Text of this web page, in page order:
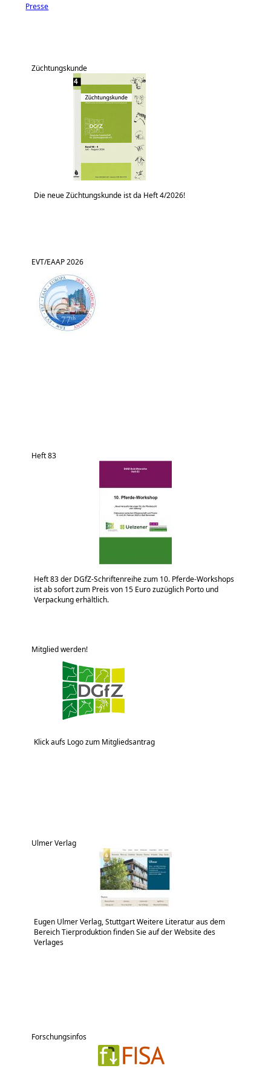
Presse
Züchtungskunde
Die neue Züchtungskunde ist da Heft 4/2026!
EVT/EAAP 2026
Heft 83
Heft 83 der DGfZ-Schriftenreihe zum 10. Pferde-Workshops
ist ab sofort zum Preis von 15 Euro zuzüglich Porto und
Verpackung erhältlich.
Mitglied werden!
Klick aufs Logo zum Mitgliedsantrag
Ulmer Verlag
Eugen Ulmer Verlag, Stuttgart Weitere Literatur aus dem
Bereich Tierproduktion finden Sie auf der Website des
Verlages
Forschungsinfos